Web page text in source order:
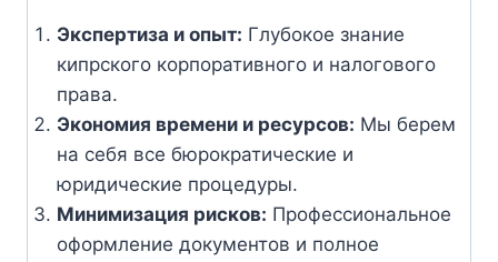
Экспертиза и опыт: Глубокое знание
кипрского корпоративного и налогового
права.
Экономия времени и ресурсов: Мы берем
на себя все бюрократические и
юридические процедуры.
Минимизация рисков: Профессиональное
оформление документов и полное